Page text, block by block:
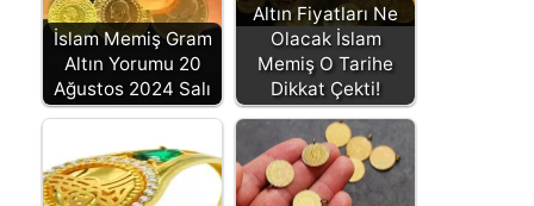
İslam Memiş Gram
Altın Yorumu 20
Ağustos 2024 Salı
Altın Fiyatları Ne
Olacak İslam
Memiş O Tarihe
Dikkat Çekti!